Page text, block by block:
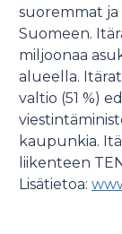
suoremmat
Suomeen.
miljoonaa
alueella.
valtio (51 %)
kaupunkia.
liikenteen
Lisätietoa: